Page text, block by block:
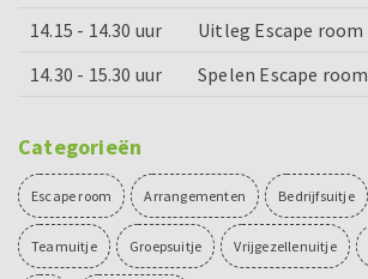
14.15 - 14.30 uur
Uitleg Escape room
14.30 - 15.30 uur
Spelen Escape room
Categorieën
Escape room Arrangementen Bedrijfsuitje
Teamuitje Groepsuitje Vrijgezellenuitje